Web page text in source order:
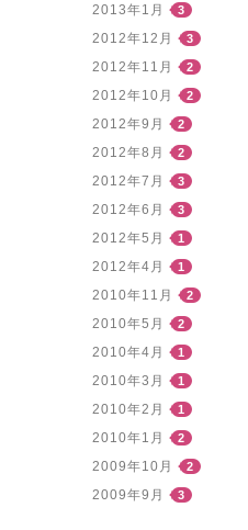
2013年1月 3
2012年12月 3
2012年11月 2
2012年10月 2
2012年9月 2
2012年8月 2
2012年7月 3
2012年6月 3
2012年5月 1
2012年4月 1
2010年11月 2
2010年5月 2
2010年4月 1
2010年3月 1
2010年2月 1
2010年1月 2
2009年10月 2
2009年9月 3